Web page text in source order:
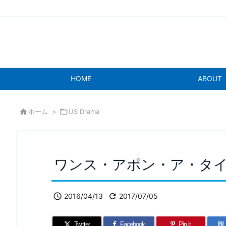
HOME ABOUT
 ホーム > US Drama
ワンス・アポン・ア・タ
 2016/04/13  2017/07/05
Twitter Facebook Pin it B!